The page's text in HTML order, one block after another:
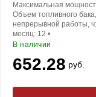
Максимальная
Объем топливного
непрерывной работы, ч:
месяц: 12 •
В наличии
652.28 руб.